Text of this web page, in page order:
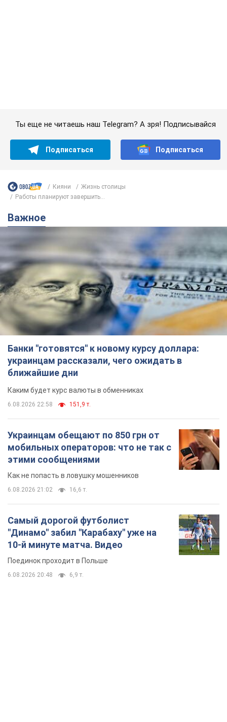
Банки "готовятся" к новому курсу доллара:
украинцам рассказали, чего ожидать в
ближайшие дни
Каким будет курс валюты в обменниках
6.08.2026 22:58 151,9 т.
Украинцам обещают по 850 грн от
мобильных операторов: что не так с
этими сообщениями
Как не попасть в ловушку мошенников
6.08.2026 21:02 16,6 т.
Самый дорогой футболист
"Динамо" забил "Карабаху" уже на
10-й минуте матча. Видео
Поединок проходит в Польше
6.08.2026 20:48 6,9 т.